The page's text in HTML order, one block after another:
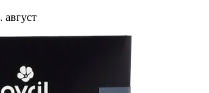
август